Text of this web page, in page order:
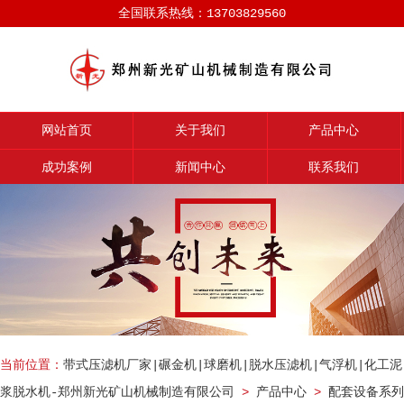
全国联系热线：13703829560
网站首页 关于我们 产品中心
成功案例 新闻中心 联系我们
当前位置： 带式压滤机厂家|碾金机|球磨机|脱水压滤机|气浮机|化工泥
浆脱水机-郑州新光矿山机械制造有限公司
> 产品中心 > 配套设备系列